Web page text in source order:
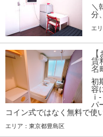
＼
分
エ
賃
名
初
容
パ
コイン式ではなく無料で使
エリア：東京都豊島区